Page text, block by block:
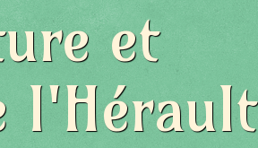
et
l'Hérault